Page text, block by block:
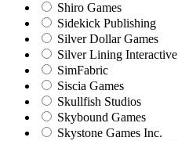
Shiro Games
Sidekick Publishing
Silver Dollar Games
Silver Lining Interactive
SimFabric
Siscia Games
Skullfish Studios
Skybound Games
Skystone Games Inc.